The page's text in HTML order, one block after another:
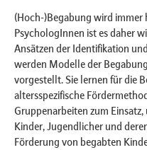
(Hoch-)Begabung wird immer
PsychologInnen ist es daher
Ansätzen der Identifikation
werden Modelle der
vorgestellt. Sie lernen für die
altersspezifische
Gruppenarbeiten zum
Kinder, Jugendlicher und
Förderung von begabten